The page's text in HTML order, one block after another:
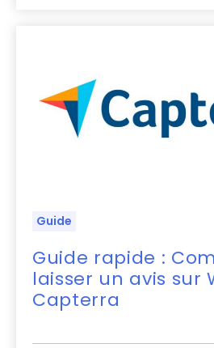
Guide
Guide rapide :
laisser un avis sur
Capterra